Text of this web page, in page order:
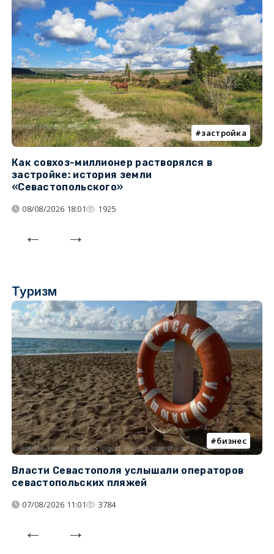
застройка
Как совхоз-миллионер растворялся в
застройке: история земли
«Севастопольского»
08/08/2026 18:01 1925
Туризм
бизнес
Власти Севастополя услышали операторов
севастопольских пляжей
07/08/2026 11:01 3784